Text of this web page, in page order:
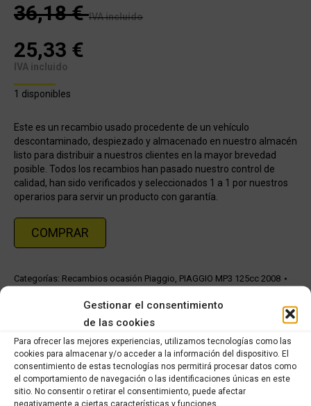
Gestionar el consentimiento
de las cookies
Para ofrecer las mejores experiencias, utilizamos tecnologías como las
cookies para almacenar y/o acceder a la información del dispositivo. El
consentimiento de estas tecnologías nos permitirá procesar datos como
el comportamiento de navegación o las identificaciones únicas en este
sitio. No consentir o retirar el consentimiento, puede afectar
negativamente a ciertas características y funciones.
36,18€ IVA incluido
25,33 €
IVA incluido
1 disponibles
Este es un recambio usado procedente de un vehículo
descontaminado, despiezado y almacenado en nuestro almacén
listo para distribuir a nuestros clientes en la mayor brevedad
posible. Todos los recambios han pasado nuestro control de
calidad, han sido verificados y seleccionados 1 a 1 por nuestros
operarios para servir un producto con garantía.
COMPRAR
Categorías: Recambios ocasión Piaggio, PIAGGIO MP3 125cc 2008
Share this product
Share
on
X
Share
on
Facebook
Share
on
Pinterest
Share
on
LinkedIn